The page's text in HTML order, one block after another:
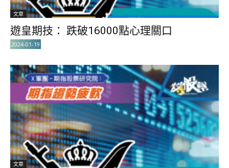
文章
遊皇期技： 跌破16000點心理關口
2024-01-19
文章